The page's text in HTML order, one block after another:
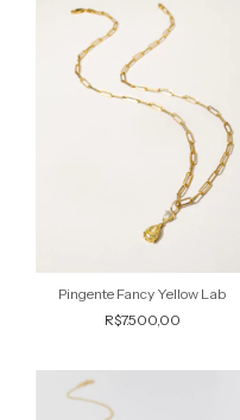
Pingente Fancy Yellow Lab
R$7.500,00